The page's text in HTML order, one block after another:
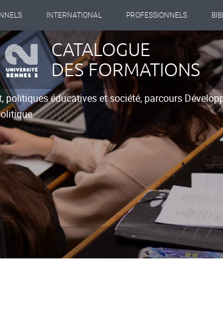
INTERNATIONAL PROFESSIONNELS
CATALOGUE
DES FORMATIONS
politiques éducatives et société, parcours